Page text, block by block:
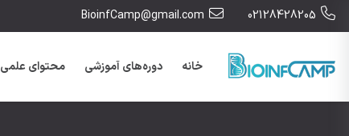
02128428205
BioinfCamp@gmail.com
خانه دوره‌های آموزشی محتوای علمی